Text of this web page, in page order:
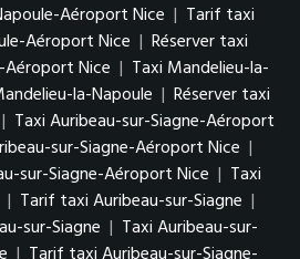
Aéroport Nice | Tarif taxi
Aéroport Nice | Réserver taxi
Nice | Taxi Mandelieu-la-
la-Napoule | Réserver taxi
| Taxi Auribeau-sur-Siagne-Aéroport
sur-Siagne-Aéroport Nice |
sur-Siagne-Aéroport Nice | Taxi
| Tarif taxi Auribeau-sur-Siagne |
sur-Siagne | Taxi Auribeau-sur-